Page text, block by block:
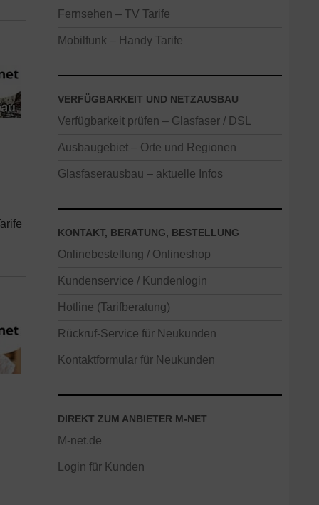
Fernsehen – TV Tarife
Mobilfunk – Handy Tarife
VERFÜGBARKEIT UND NETZAUSBAU
Verfügbarkeit prüfen – Glasfaser / DSL
Ausbaugebiet – Orte und Regionen
Glasfaserausbau – aktuelle Infos
KONTAKT, BERATUNG, BESTELLUNG
Onlinebestellung / Onlineshop
Kundenservice / Kundenlogin
Hotline (Tarifberatung)
Rückruf-Service für Neukunden
Kontaktformular für Neukunden
DIREKT ZUM ANBIETER M-NET
M-net.de
Login für Kunden